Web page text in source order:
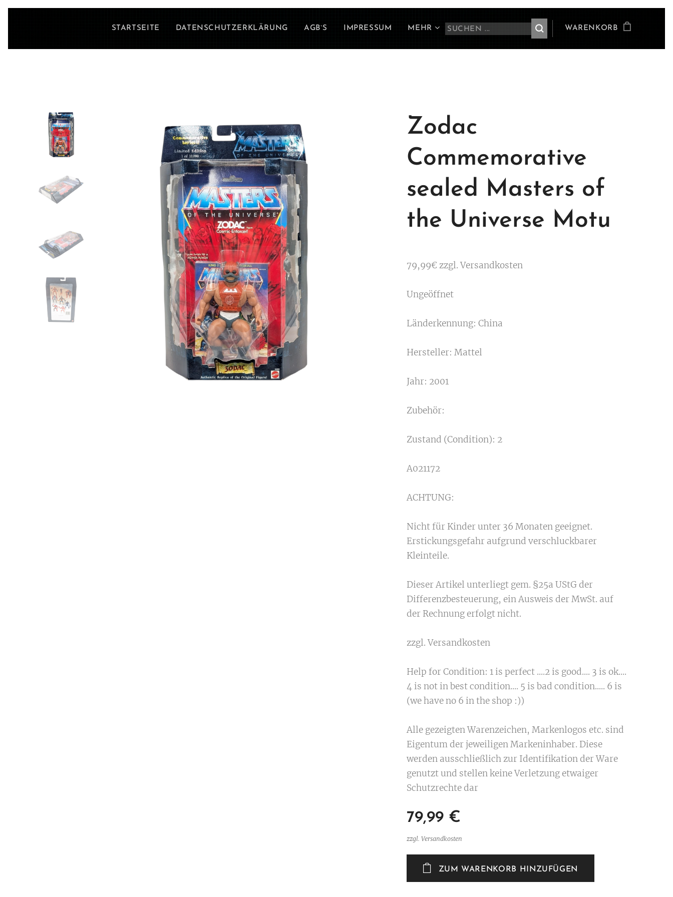
STARTSEITE DATENSCHUTZERKLÄRUNG AGB`S IMPRESSUM MEHR WARENKORB
Zodac
Commemorative
sealed Masters of
the Universe Motu
79,99€ zzgl. Versandkosten
Ungeöffnet
Länderkennung: China
Hersteller: Mattel
Jahr: 2001
Zubehör:
Zustand (Condition): 2
A021172
ACHTUNG:
Nicht für Kinder unter 36 Monaten geeignet.
Erstickungsgefahr aufgrund verschluckbarer
Kleinteile.
Dieser Artikel unterliegt gem. §25a UStG der
Differenzbesteuerung, ein Ausweis der MwSt. auf
der Rechnung erfolgt nicht.
zzgl. Versandkosten
Help for Condition: 1 is perfect ....2 is good.... 3 is ok....
4 is not in best condition.... 5 is bad condition..... 6 is
(we have no 6 in the shop :))
Alle gezeigten Warenzeichen, Markenlogos etc. sind
Eigentum der jeweiligen Markeninhaber. Diese
werden ausschließlich zur Identifikation der Ware
genutzt und stellen keine Verletzung etwaiger
Schutzrechte dar
79,99 €
zzgl. Versandkosten
ZUM WARENKORB HINZUFÜGEN